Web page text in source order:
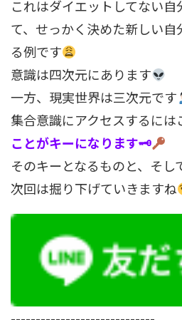
これはダイエットしてない
て、せっかく決めた新しい自
る例です
意識は四次元にあります
一方、現実世界は三次元です
集合意識にアクセスするには
ことがキーになります🗝
そのキーとなるものと、そし
次回は掘り下げていきますね